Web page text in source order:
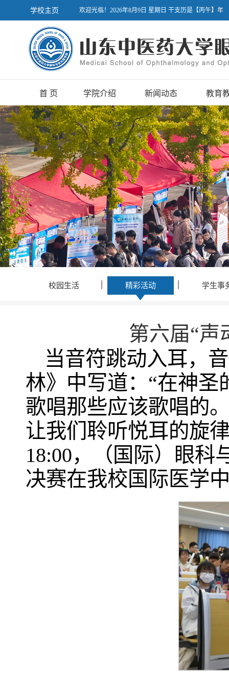
欢迎光临！2026年8月9日 星期日 干支历是【丙午】年
学校主页
首 页 学院介绍 新闻动态 教育
校园生活 精彩活动 学生事
第六届“声
当音符跳动入耳，
林》中写道：“在神
歌唱那些应该歌唱的
让我们聆听悦耳的旋
18:00，（国际）眼科
决赛在我校国际医学